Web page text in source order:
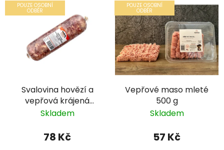
POUZE OSOBNÍ
ODBĚR
Svalovina hovězí a
vepřová krájená
salám 700 g
Skladem
78 Kč
POUZE OSOBNÍ
ODBĚR
Vepřové maso mleté
500 g
Skladem
57 Kč